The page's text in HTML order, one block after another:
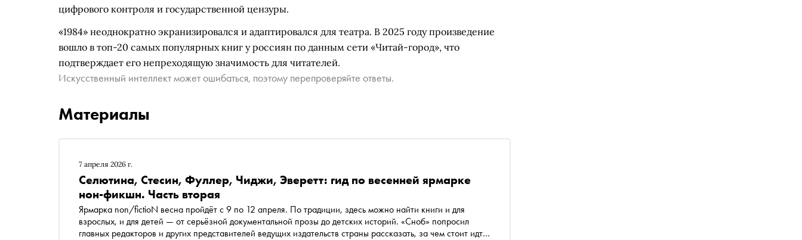
цифрового контроля и государственной цензуры.
«1984» неоднократно экранизировался и адаптировался для театра. В 2025 году произведение
вошло в топ-20 самых популярных книг у россиян по данным сети «Читай-город», что
подтверждает его непреходящую значимость для читателей.
Искусственный интеллект может ошибаться, поэтому перепроверяйте ответы.
Материалы
7 апреля 2026 г.
Селютина, Стесин, Фуллер, Чиджи, Эверетт: гид по весенней ярмарке
нон-фикшн. Часть вторая
Ярмарка non/fictioN весна пройдёт с 9 по 12 апреля. По традиции, здесь можно найти книги и для
взрослых, и для детей — от серьёзной документальной прозы до детских историй. «Сноб» попросил
главных редакторов и других представителей ведущих издательств страны рассказать, за чем стоит идти